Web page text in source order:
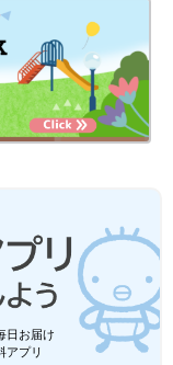
日お届け
アプリ